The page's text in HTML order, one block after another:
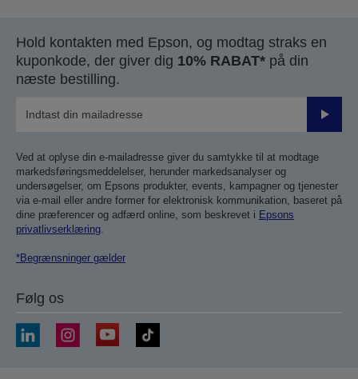
Hold kontakten med Epson, og modtag straks en
kuponkode, der giver dig 10% RABAT* på din
næste bestilling.
Send
Ved at oplyse din e-mailadresse giver du samtykke til at modtage
markedsføringsmeddelelser, herunder markedsanalyser og
undersøgelser, om Epsons produkter, events, kampagner og tjenester
via e-mail eller andre former for elektronisk kommunikation, baseret på
dine præferencer og adfærd online, som beskrevet i Epsons
privatlivserklæring
*Begrænsninger gælder
Følg os